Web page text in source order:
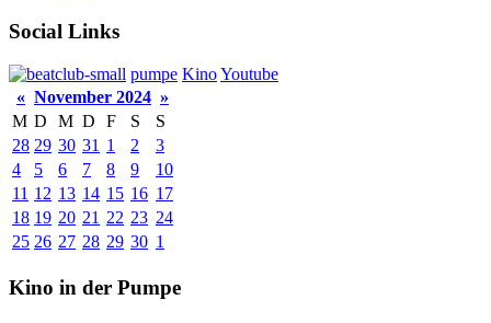
Social Links
pumpe KinoYoutube
« November 2024 »
M D M D F S
S
28 29 30 31 1 2
3
4
5 6 7 8 9
10
11 12 13 14 15 16 17
18 19 20 21 22 23 24
25 26 27 28 29 30 1
Kino in der Pumpe